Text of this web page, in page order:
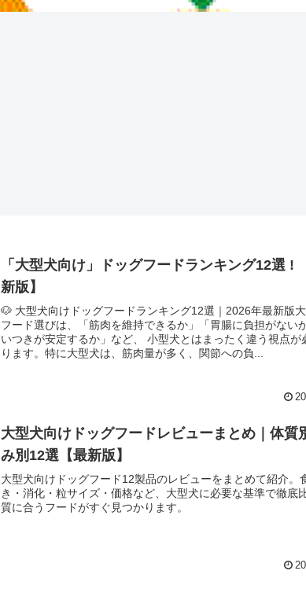
「大型犬向け」ドッグフードランキング12選
新版】
🐶 大型犬向けドッグフードランキング12選｜2026年最新版
フード選びは、「筋肉を維持できるか」「胃腸に負担がない
いつきが安定するか」など、 小型犬とはまったく違う視点が
ります。特に大型犬は、筋肉量が多く、関節への負...
大型犬向けドッグフードレビューまとめ｜体質
み別12選【最新版】
大型犬向けドッグフード12製品のレビューをまとめて紹介。
き・消化・粒サイズ・価格など、大型犬に必要な基準で徹底
質に合うフードがすぐ見つかります。